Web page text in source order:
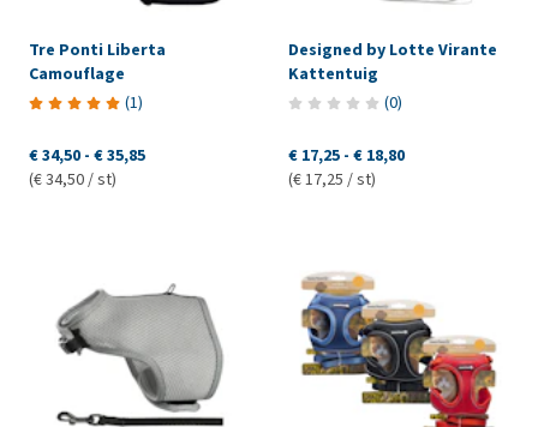
Tre Ponti Liberta
Camouflage
(1)
€ 34,50 - € 35,85
(€ 34,50 / st)
Designed by Lotte Virante
Kattentuig
(0)
€ 17,25 - € 18,80
(€ 17,25 / st)